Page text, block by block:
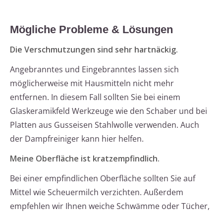
Mögliche Probleme & Lösungen
Die Verschmutzungen sind sehr hartnäckig.
Angebranntes und Eingebranntes lassen sich
möglicherweise mit Hausmitteln nicht mehr
entfernen. In diesem Fall sollten Sie bei einem
Glaskeramikfeld Werkzeuge wie den Schaber und bei
Platten aus Gusseisen Stahlwolle verwenden. Auch
der Dampfreiniger kann hier helfen.
Meine Oberfläche ist kratzempfindlich.
Bei einer empfindlichen Oberfläche sollten Sie auf
Mittel wie Scheuermilch verzichten. Außerdem
empfehlen wir Ihnen weiche Schwämme oder Tücher,